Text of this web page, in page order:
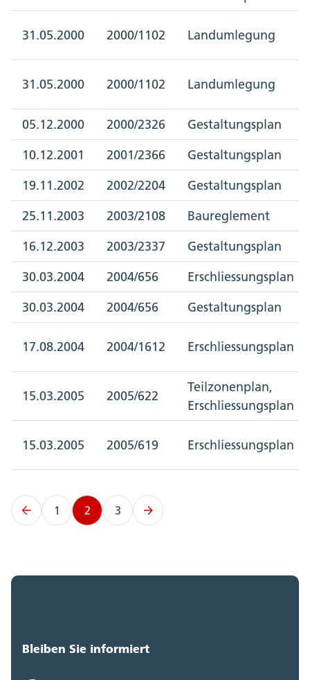
31.05.2000 2000/1102 Landumlegung
31.05.2000 2000/1102 Landumlegung
05.12.2000 2000/2326
Gestaltungsplan
10.12.2001
2001/2366
Gestaltungsplan
19.11.2002
2002/2204
Gestaltungsplan
25.11.2003
2003/2108
Baureglement
16.12.2003
2003/2337
Gestaltungsplan
30.03.2004
2004/656
Erschliessungsplan
30.03.2004
2004/656 Gestaltungsplan
17.08.2004 2004/1612 Erschliessungsplan
15.03.2005 2005/622
Teilzonenplan,
Erschliessungsplan
15.03.2005 2005/619 Erschliessungsplan
1 2 3
Bleiben Sie informiert